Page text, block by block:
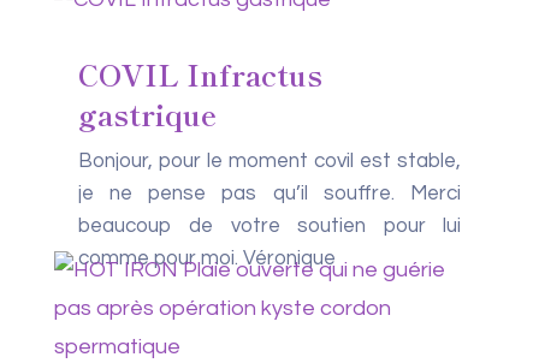
COVIL Infractus
gastrique
Bonjour, pour le moment covil est stable,
je ne pense pas qu’il souffre. Merci
beaucoup de votre soutien pour lui
comme pour moi. Véronique